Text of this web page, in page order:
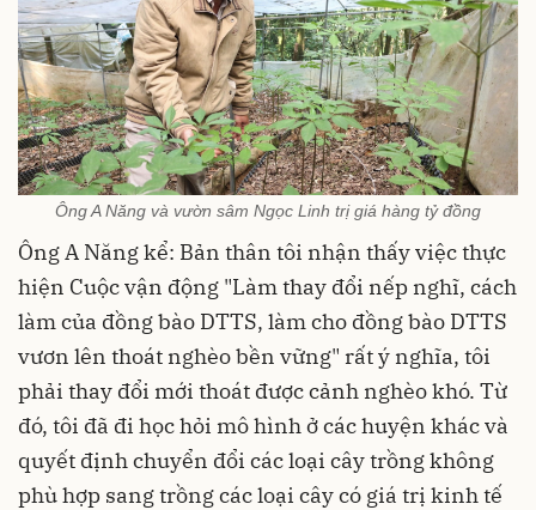
Ông A Năng và vườn sâm Ngọc Linh trị giá hàng tỷ đồng
Ông A Năng kể: Bản thân tôi nhận thấy việc thực
hiện Cuộc vận động "Làm thay đổi nếp nghĩ, cách
làm của đồng bào DTTS, làm cho đồng bào DTTS
vươn lên thoát nghèo bền vững" rất ý nghĩa, tôi
phải thay đổi mới thoát được cảnh nghèo khó. Từ
đó, tôi đã đi học hỏi mô hình ở các huyện khác và
quyết định chuyển đổi các loại cây trồng không
phù hợp sang trồng các loại cây có giá trị kinh tế